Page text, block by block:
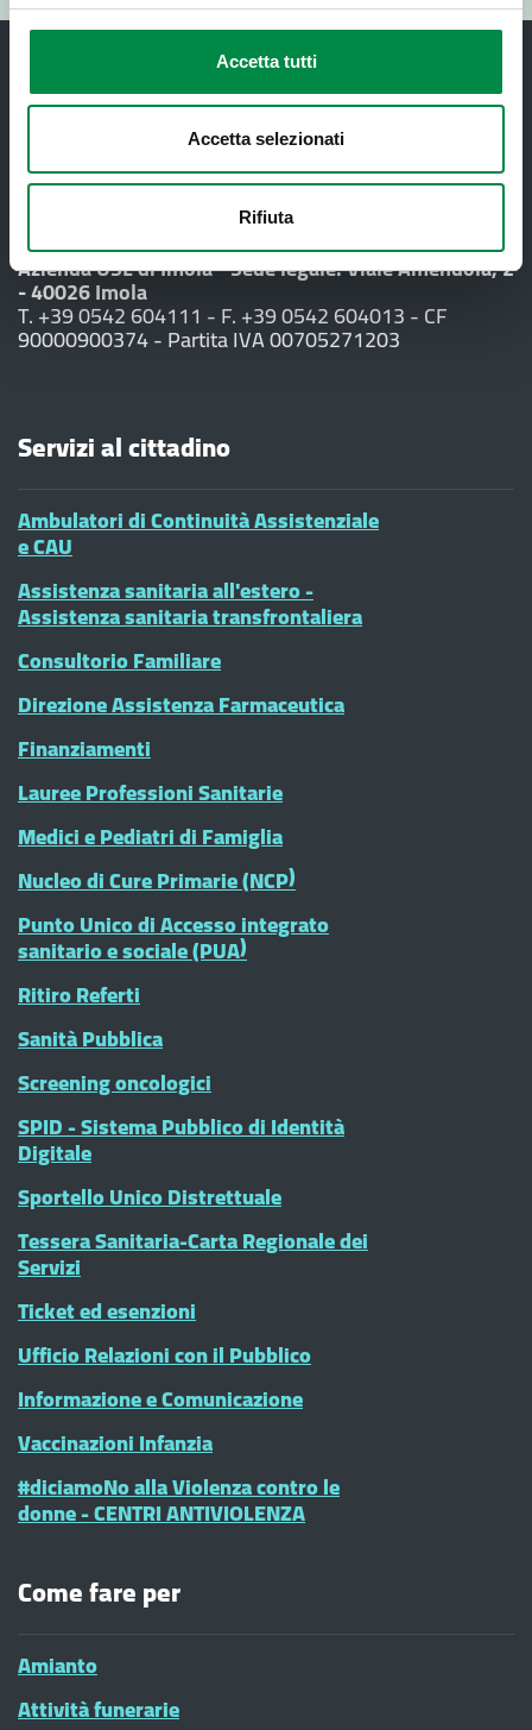
Accetta tutti
Accetta selezionati
Rifiuta
Recapiti e contatti
Azienda USL di Imola - Sede legale: Viale Amendola, 2
- 40026 Imola
T. +39 0542 604111 - F. +39 0542 604013 - CF
90000900374 - Partita IVA 00705271203
Servizi al cittadino
Ambulatori di Continuità Assistenziale
e CAU
Assistenza sanitaria all'estero -
Assistenza sanitaria transfrontaliera
Consultorio Familiare
Direzione Assistenza Farmaceutica
Finanziamenti
Lauree Professioni Sanitarie
Medici e Pediatri di Famiglia
Nucleo di Cure Primarie (NCP)
Punto Unico di Accesso integrato
sanitario e sociale (PUA)
Ritiro Referti
Sanità Pubblica
Screening oncologici
SPID - Sistema Pubblico di Identità
Digitale
Sportello Unico Distrettuale
Tessera Sanitaria-Carta Regionale dei
Servizi
Ticket ed esenzioni
Ufficio Relazioni con il Pubblico
Informazione e Comunicazione
Vaccinazioni Infanzia
#diciamoNo alla Violenza contro le
donne - CENTRI ANTIVIOLENZA
Come fare per
Amianto
Attività funerarie